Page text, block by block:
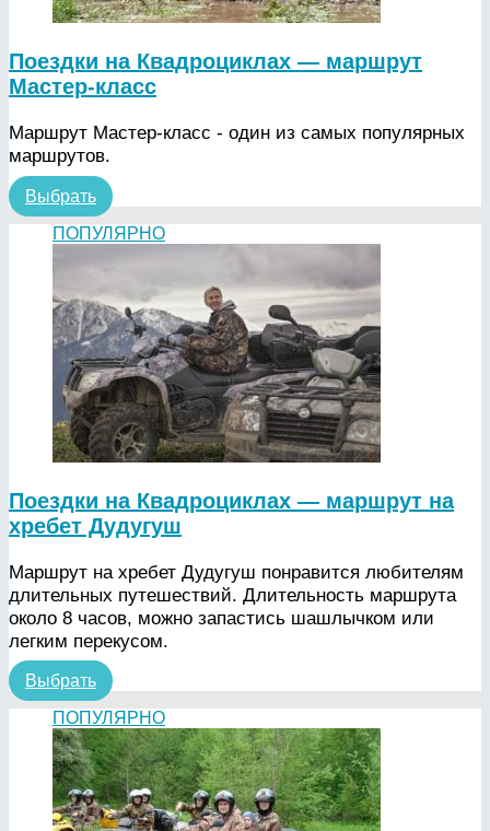
Поездки на Квадроциклах — маршрут
Мастер-класс
Маршрут Мастер-класс - один из самых популярных
маршрутов.
Выбрать
ПОПУЛЯРНО
Поездки на Квадроциклах — маршрут на
хребет Дудугуш
Маршрут на хребет Дудугуш понравится любителям
длительных путешествий. Длительность маршрута
около 8 часов, можно запастись шашлычком или
легким перекусом.
Выбрать
ПОПУЛЯРНО